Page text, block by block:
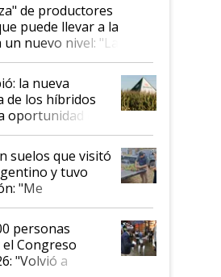
de productores
puede llevar a la
nuevo nivel: "Las
de crecimiento son
la nueva
de los híbridos
oportunidad en
suelos que visitó
y tuvo
"Me
personas
Congreso
"Volvió a